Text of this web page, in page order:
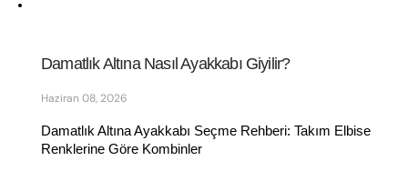
Damatlık Altına Nasıl Ayakkabı Giyilir?
Haziran 08, 2026
Damatlık Altına Ayakkabı Seçme Rehberi: Takım Elbise
Renklerine Göre Kombinler